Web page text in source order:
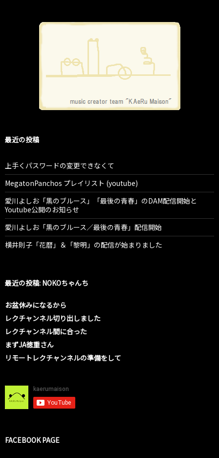
最近の投稿
上手くパスワードの変更できなくて
MegatonPanchos プレイリスト (youtube)
愛川よしお「黒のブルース」「最後の青春」のDAM配信開始と
Youtube公開のお知らせ
愛川よしお「黒のブルース／最後の青春」配信開始
横井則子「花暦」＆「黎明」の配信が始まりました
最近の投稿: NOKOちゃんち
お盆休みになるから
レクチャンネル切り出しました
レクチャンネル間に合った
まずJA徳重さん
リモートレクチャンネルの準備をして
FACEBOOK PAGE